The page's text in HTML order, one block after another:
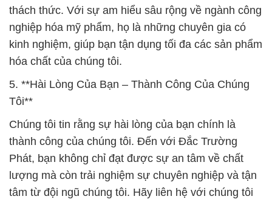
thách thức. Với sự am hiểu sâu rộng về ngành công
nghiệp hóa mỹ phẩm, họ là những chuyên gia có
kinh nghiệm, giúp bạn tận dụng tối đa các sản phẩm
hóa chất của chúng tôi.
5. **Hài Lòng Của Bạn – Thành Công Của Chúng
Tôi**
Chúng tôi tin rằng sự hài lòng của bạn chính là
thành công của chúng tôi. Đến với Đắc Trường
Phát, bạn không chỉ đạt được sự an tâm về chất
lượng mà còn trải nghiệm sự chuyên nghiệp và tận
tâm từ đội ngũ chúng tôi. Hãy liên hệ với chúng tôi